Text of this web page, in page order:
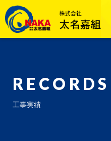
RECORDS
工事実績